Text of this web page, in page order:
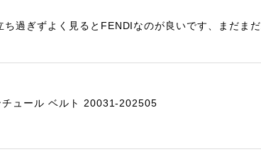
過ぎずよく見るとFENDIなのが良いです、まだま
ュール ベルト 20031-202505